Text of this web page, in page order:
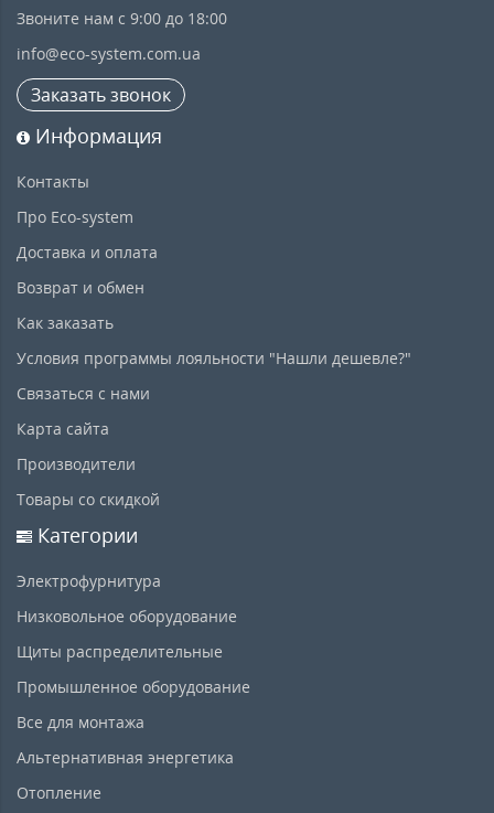
Звоните нам с 9:00 до 18:00
info@eco-system.com.ua
Заказать звонок
Информация
Контакты
Про Eco-system
Доставка и оплата
Возврат и обмен
Как заказать
Условия программы лояльности "Нашли дешевле?"
Связаться с нами
Карта сайта
Производители
Товары со скидкой
Категории
Электрофурнитура
Низковольное оборудование
Щиты распределительные
Промышленное оборудование
Все для монтажа
Альтернативная энергетика
Отопление